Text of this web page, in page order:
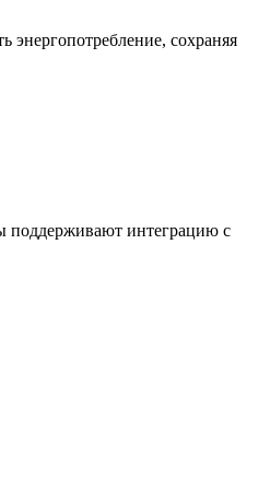
энергопотребление, сохраняя
поддерживают интеграцию с